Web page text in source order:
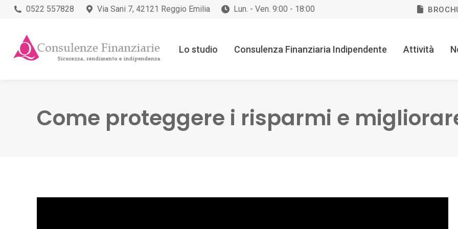
0522 557828 Via Sani 7, 42121 Reggio Emilia Lun. - Ven. 9:00 - 18:00
Lo studio Consulenza Finanziaria Indipendente Attività
Come proteggere i risparmi e